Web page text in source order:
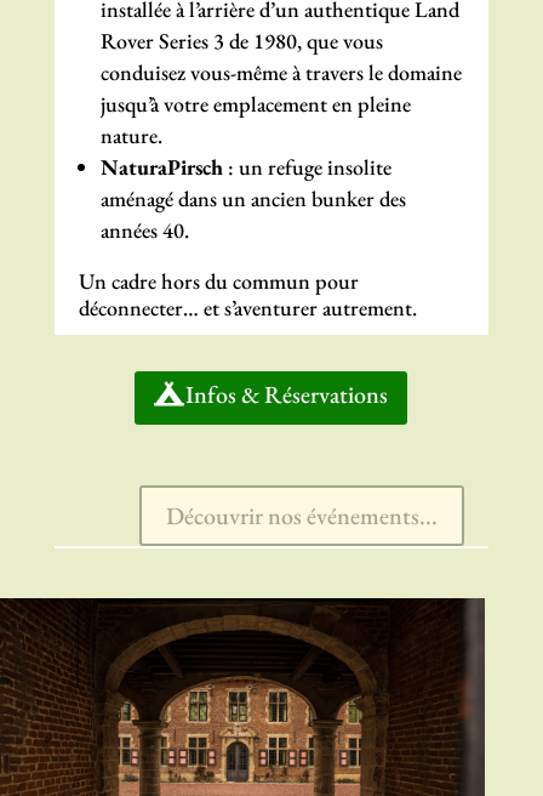
installée à l’arrière d’un authentique Land
Rover Series 3 de 1980, que vous
conduisez vous-même à travers le domaine
jusqu’à votre emplacement en pleine
nature.
NaturaPirsch: un refuge insolite
aménagé dans un ancien bunker des
années 40.
Un cadre hors du commun pour
déconnecter… et s’aventurer autrement.
Infos & Réservations
Découvrir nos événements...